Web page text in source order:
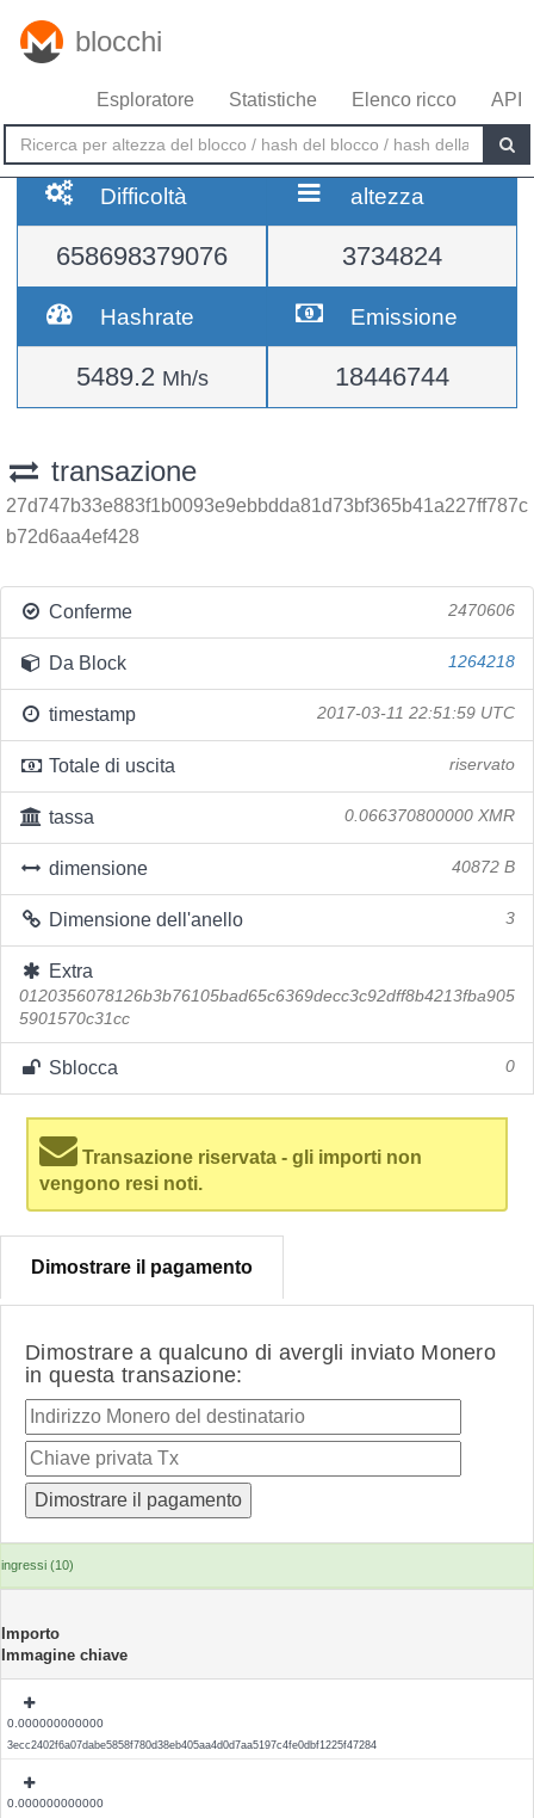
blocchi
Esploratore Statistiche Elenco ricco API
Difficoltà
658698379076
altezza
3734824
Hashrate
5489.2 Mh/s
Emissione
18446744
transazione
27d747b33e883f1b0093e9ebbdda81d73bf365b41a227ff787c
b72d6aa4ef428
Conferme 2470606
Da Block 1264218
timestamp 2017-03-11 22:51:59 UTC
Totale di uscita riservato
tassa 0.066370800000 XMR
dimensione 40872 B
Dimensione dell'anello 3
Extra
0120356078126b3b76105bad65c6369decc3c92dff8b4213fba905
5901570c31cc
Sblocca 0
Transazione riservata - gli importi non
vengono resi noti.
Dimostrare il pagamento
Dimostrare a qualcuno di avergli inviato Monero
in questa transazione:
ingressi (10)
Importo
Immagine chiave
0.000000000000
3ecc2402f6a07dabe5858f780d38eb405aa4d0d7aa5197c4fe0dbf1225f47284
0.000000000000